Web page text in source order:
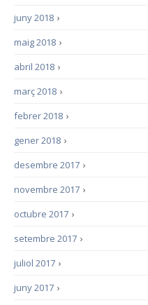
›
juny 2018
›
maig 2018
›
abril 2018
›
març 2018
›
febrer 2018
›
gener 2018
›
desembre 2017
›
novembre 2017
›
octubre 2017
›
setembre 2017
›
juliol 2017
›
juny 2017